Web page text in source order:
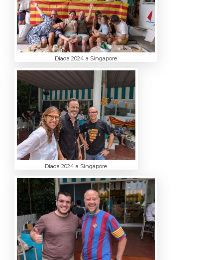
Diada 2024 a Singapore
Diada 2024 a Singapore